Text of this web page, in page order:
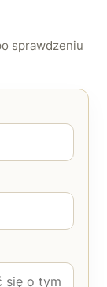
sprawdzeniu